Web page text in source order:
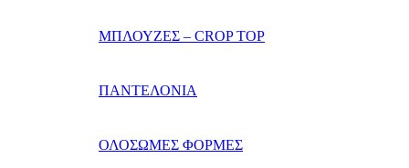
ΜΠΛΟΥΖΕΣ – CROP TOP
ΠΑΝΤΕΛΟΝΙΑ
ΟΛΟΣΩΜΕΣ ΦΟΡΜΕΣ